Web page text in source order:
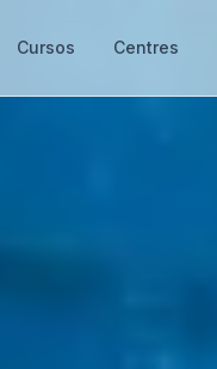
Cursos Centres